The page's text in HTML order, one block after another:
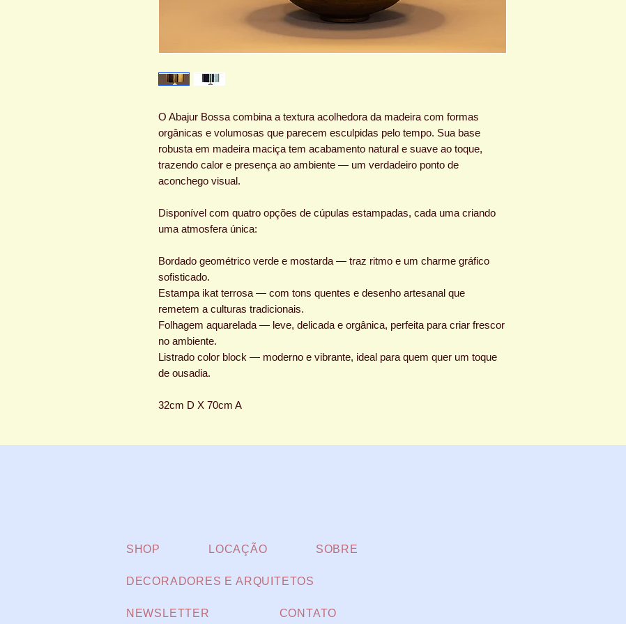
O Abajur Bossa combina a textura acolhedora da madeira com formas
orgânicas e volumosas que parecem esculpidas pelo tempo. Sua base
robusta em madeira maciça tem acabamento natural e suave ao toque,
trazendo calor e presença ao ambiente — um verdadeiro ponto de
aconchego visual.
Disponível com quatro opções de cúpulas estampadas, cada uma criando
uma atmosfera única:
Bordado geométrico verde e mostarda — traz ritmo e um charme gráfico
sofisticado.
Estampa ikat terrosa — com tons quentes e desenho artesanal que
remetem a culturas tradicionais.
Folhagem aquarelada — leve, delicada e orgânica, perfeita para criar frescor
no ambiente.
Listrado color block — moderno e vibrante, ideal para quem quer um toque
de ousadia.
32cm D X 70cm A
SHOP LOCAÇÃO SOBRE
DECORADORES E ARQUITETOS
NEWSLETTER CONTATO